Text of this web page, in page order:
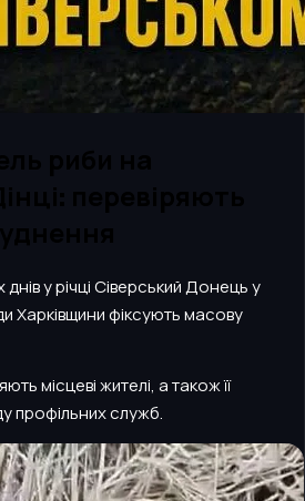
у річці Сіверський Донець у
Харківщини фіксують масову
місцеві жителі, а також її
профільних служб.